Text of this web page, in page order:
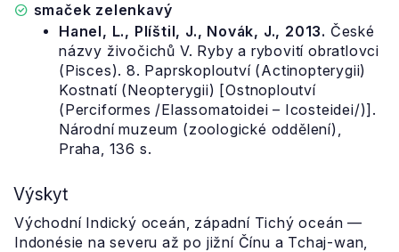
smaček zelenkavý
Hanel, L., Plíštil, J., Novák, J., 2013. České
názvy živočichů V. Ryby a rybovití obratlovci
(Pisces). 8. Paprskoploutví (Actinopterygii)
Kostnatí (Neopterygii) [Ostnoploutví
(Perciformes /Elassomatoidei – Icosteidei/)].
Národní muzeum (zoologické oddělení),
Praha, 136 s.
Výskyt
Východní Indický oceán, západní Tichý oceán —
Indonésie na severu až po jižní Čínu a Tchaj-wan,